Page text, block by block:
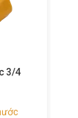
có van
57164